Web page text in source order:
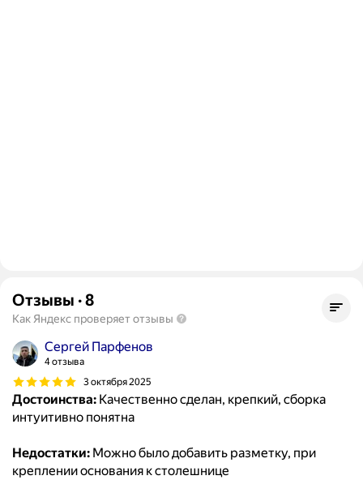
Отзывы ·8
Как Яндекс проверяет отзывы
Сергей Парфенов
4 отзыва
3 октября 2025
Достоинства: Качественно сделан, крепкий, сборка
интуитивно понятна
Недостатки: Можно было добавить разметку, при
креплении основания к столешнице